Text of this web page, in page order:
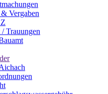
Vergaben
/ Trauungen